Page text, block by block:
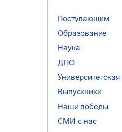
Поступающим
Образование
Наука
ДПО
Выпускники
Наши победы
СМИ о нас